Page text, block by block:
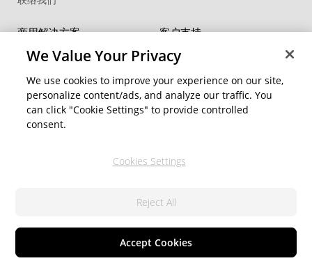
商用解决方案
FaceMe SDK
客户支持
支持中心
软件更新
教学中心
社交网络资源
We Value Your Privacy
We use cookies to improve your experience on our site,
personalize content/ads, and analyze our traffic. You
can click "Cookie Settings" to provide controlled
consent.
Cookies Settings
Reject All
Accept Cookies